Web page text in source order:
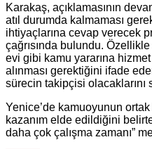
Karakaş, açıklamasının
atıl durumda kalmaması
ihtiyaçlarına cevap verecek
çağrısında bulundu.
evi gibi kamu yararına
alınması gerektiğini ifade
sürecin takipçisi olacaklarını
Yenice’de kamuoyunun
kazanım elde edildiğini
daha çok çalışma zamanı”